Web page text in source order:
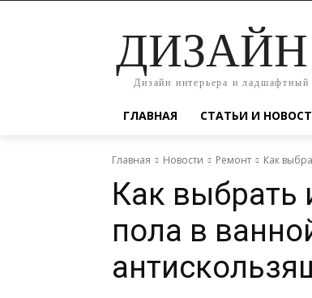
ДИЗАЙН
Дизайн интерьера и ладшафтный
ГЛАВНАЯ СТАТЬИ И
Главная Новости Ремонт Как
Как выбрать
пола в